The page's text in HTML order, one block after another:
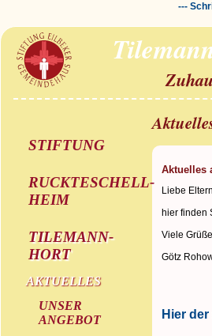
---
STIFTUNG
RUCKTESCHELL-
HEIM
TILEMANN-
HORT
AKTUELLES
UNSER
ANGEBOT
Aktuelles
Liebe Eltern,
hier finden
Viele Grüße
Götz
Hier